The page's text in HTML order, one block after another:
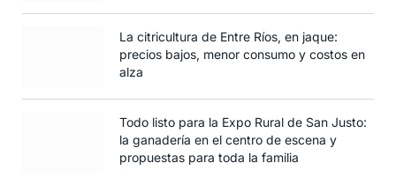
La citricultura de Entre Ríos, en jaque:
precios bajos, menor consumo y costos en
alza
Todo listo para la Expo Rural de San Justo:
la ganadería en el centro de escena y
propuestas para toda la familia